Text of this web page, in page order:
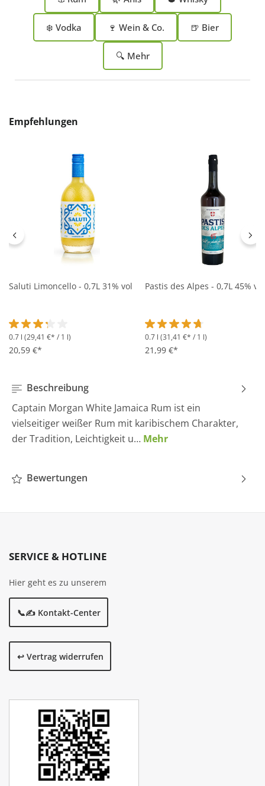
❄️ Vodka 🍷 Wein & Co. 🍺 Bier
🔍 Mehr
Produktgalerie überspringen
Empfehlungen
Saluti Limoncello - 0,7L 31% vol
Durchschnittliche Bewertung von 3.2 von 5 Sternen
0.7 l (29,41 €* / 1 l)
20,59 €*
Pastis des Alpes - 0,7L 45% vol
Durchschnittliche
0.7 l (31,41 €* / 1 l)
21,99 €*
Beschreibung
Captain Morgan White Jamaica Rum ist ein
vielseitiger weißer Rum mit karibischem Charakter,
der Tradition, Leichtigkeit u… Mehr
Bewertungen
SERVICE & HOTLINE
Hier geht es zu unserem
📞✍️ Kontakt-Center
↩️ Vertrag widerrufen